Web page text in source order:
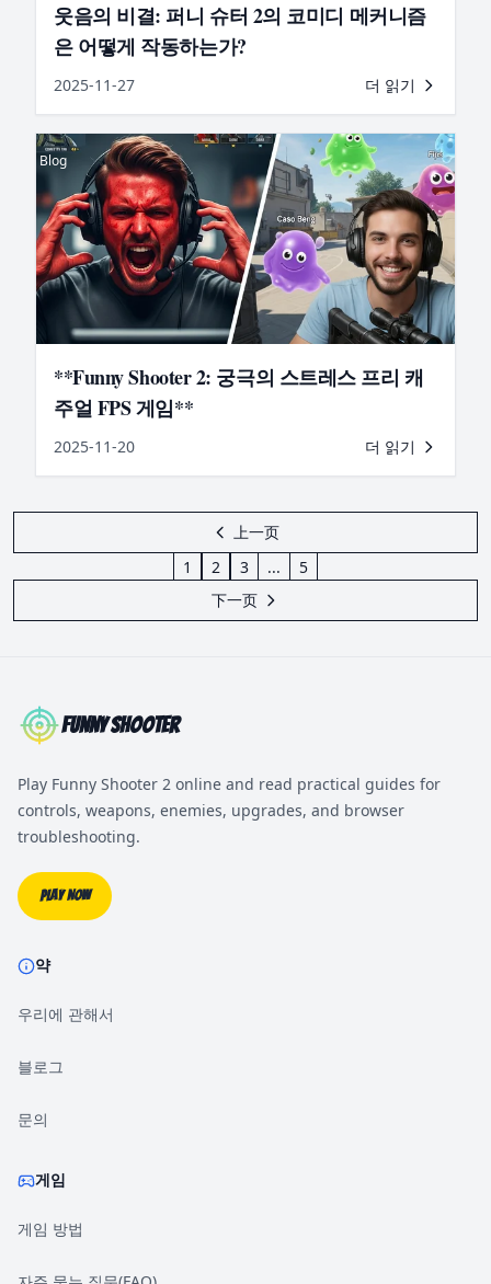
웃음의 비결: 퍼니 슈터 2의 코미디 메커니즘
은 어떻게 작동하는가?
2025-11-27 더 읽기
Blog
**Funny Shooter 2: 궁극의 스트레스 프리 캐
주얼 FPS 게임**
2025-11-20 더 읽기
上一页
1
2 3 ...
5
下一页
Funny Shooter
Play Funny Shooter 2 online and read practical guides for
controls, weapons, enemies, upgrades, and browser
troubleshooting.
Play Now
약
우리에 관해서
블로그
문의
게임
게임 방법